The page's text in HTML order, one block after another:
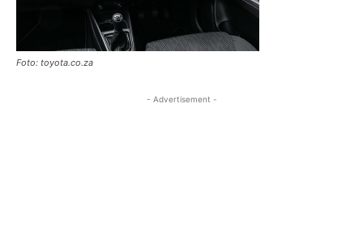
Foto: toyota.co.za
- Advertisement -